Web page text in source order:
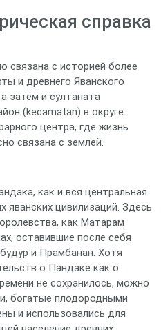
справка
связана с историей более
и древнего Яванского
затем и султаната
(kecamatan) в округе
центра, где жизнь
связана с землей.
как и вся центральная
яванских цивилизаций. Здесь
как Матарам
оставившие после себя
и Прамбанан. Хотя
о Пандаке как о
не сохранилось, можно
богатые плодородными
и использовались для